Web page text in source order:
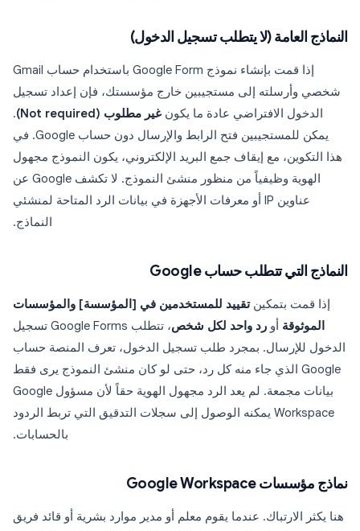
النماذج العامة (لا يتطلب تسجيل الدخول)
إذا قمت بإنشاء نموذج Google Form باستخدام حساب Gmail
شخصي وأرسلته إلى مستجيبين خارج مؤسستك، فإن إعداد تسجيل
الدخول الافتراضي عادة ما يكون غير مطلوب (Not required)
.
يمكن للمستجيبين فتح الرابط والإرسال دون حساب Google. في
هذا التكوين، مع إيقاف جمع البريد الإلكتروني، يكون النموذج مجهول
الهوية وظيفياً من منظور منشئ النموذج. لا تكشف Google عن
عناوين IP أو معرفات الأجهزة في بيانات الرد المتاحة لمنشئي
النماذج.
النماذج التي تتطلب حساب Google
إذا قمت بتمكينتقييد للمستخدمين في [المؤسسة] والمؤسسات
الموثوقة أو رد واحد لكل شخص
، تتطلب Google Forms تسجيل
الدخول للإرسال. بمجرد طلب تسجيل الدخول، تعرف المنصة حساب
Google الذي جاء منه كل رد، حتى لو كان منشئ النموذج يرى فقط
بيانات مجمعة. لم يعد الرد مجهول الهوية حقاً لأن مسؤول Google
Workspace يمكنه الوصول إلى سجلات التدقيق التي تربط الردود
بالحسابات.
نماذج مؤسسات Google Workspace
هنا يكثر الارتباك. عندما يقوم معلم أو مدير موارد بشرية أو قائد فريق